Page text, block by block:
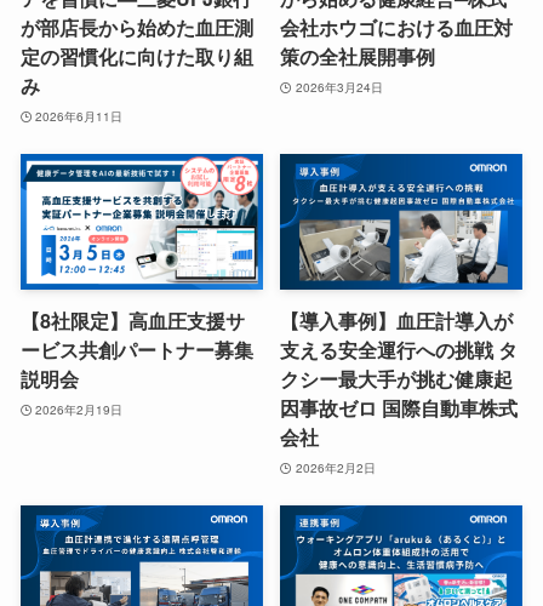
が部店長から始めた血圧測
定の習慣化に向けた取り組
み
2026年6月11日
会社ホウゴにおける血圧対
策の全社展開事例
2026年3月24日
【8社限定】高血圧支援サ
ービス共創パートナー募集
説明会
2026年2月19日
【導入事例】血圧計導入が
支える安全運行への挑戦 タ
クシー最大手が挑む健康起
因事故ゼロ 国際自動車株式
会社
2026年2月2日